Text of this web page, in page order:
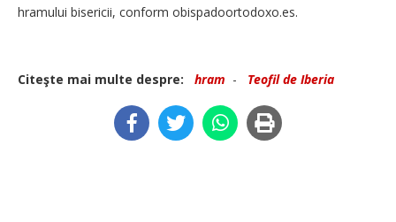
hramului bisericii, conform obispadoortodoxo.es.
Citeşte mai multe despre: hram - Teofil de Iberia